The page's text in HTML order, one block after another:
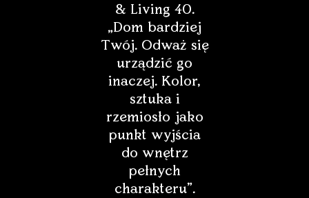
& Living 40.
„Dom bardziej
Twój. Odważ się
urządzić go
inaczej. Kolor,
sztuka i
rzemiosło jako
punkt wyjścia
do wnętrz
pełnych
charakteru”.